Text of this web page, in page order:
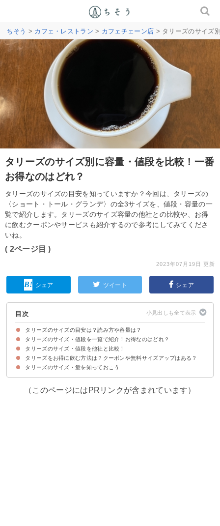
ちそう > カフェ・レストラン > カフェチェーン店 > タリーズのサイズ
タリーズのサイズ別に容量・値段を比較！一番
お得なのはどれ？
タリーズのサイズの目安を知っていますか？今回は、タリーズの
〈ショート・トール・グランデ〉の全3サイズを、値段・容量の一
覧で紹介します。タリーズのサイズ容量の他社との比較や、お得
に飲むクーポンやサービスも紹介するので参考にしてみてくださ
いね。
( 2ページ目 )
2023年07月19日 更新
シェア ツイート シェア
目次
タリーズのサイズの目安は？読み方や容量は？
タリーズのサイズは全3種類
タリーズのサイズ・値段を一覧で紹介！お得なのはどれ？
タリーズのサイズ・値段を他社と比較！
①スタバ
②ドトール
タリーズをお得に飲む方法は？クーポンや無料サイズアップはある？
①タリーズコーヒー公式アプリのクーポン
②お得なおかわりサービス
③マイタンブラーを持ち込む
タリーズのサイズ・量を知っておこう
（このページにはPRリンクが含まれています）